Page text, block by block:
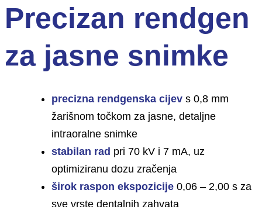
Precizan rendgen
za jasne snimke
precizna rendgenska cijev s 0,8 mm
žarišnom točkom za jasne, detaljne
intraoralne snimke
stabilan rad pri 70 kV i 7 mA, uz
optimiziranu dozu zračenja
širok raspon ekspozicije 0,06 – 2,00 s za
sve vrste dentalnih zahvata